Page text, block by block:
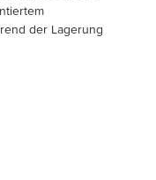
der Lagerung